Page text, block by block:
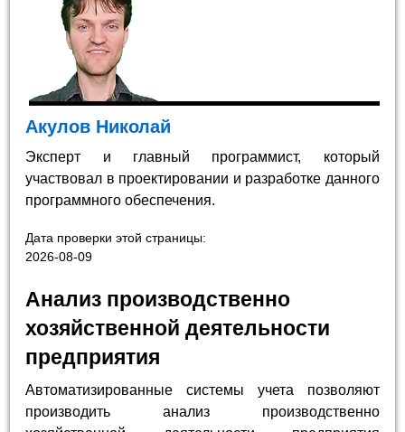
Акулов Николай
Эксперт и главный программист, который
участвовал в проектировании и разработке данного
программного обеспечения.
Дата проверки этой страницы:
2026-08-09
Анализ производственно
хозяйственной деятельности
предприятия
Автоматизированные системы учета позволяют
производить анализ производственно